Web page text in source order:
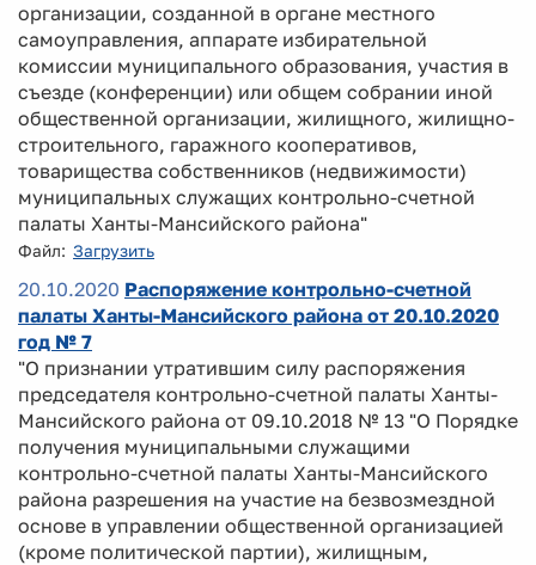
организации, созданной в органе местного
самоуправления, аппарате избирательной
комиссии муниципального образования, участия в
съезде (конференции) или общем собрании иной
общественной организации, жилищного, жилищно-
строительного, гаражного кооперативов,
товарищества собственников (недвижимости)
муниципальных служащих контрольно-счетной
палаты Ханты-Мансийского района"
Файл: Загрузить
20.10.2020 Распоряжение контрольно-счетной
палаты Ханты-Мансийского района от 20.10.2020
год № 7
"О признании утратившим силу распоряжения
председателя контрольно-счетной палаты Ханты-
Мансийского района от 09.10.2018 № 13 "О Порядке
получения муниципальными служащими
контрольно-счетной палаты Ханты-Мансийского
района разрешения на участие на безвозмездной
основе в управлении общественной организацией
(кроме политической партии), жилищным,